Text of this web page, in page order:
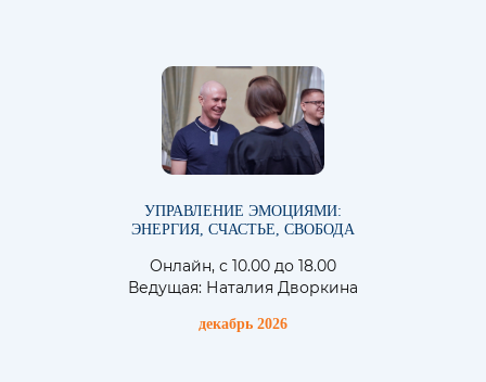
УПРАВЛЕНИЕ ЭМОЦИЯМИ:
ЭНЕРГИЯ, СЧАСТЬЕ, СВОБОДА
Онлайн, с 10.00 до 18.00
Ведущая: Наталия Дворкина
декабрь 2026